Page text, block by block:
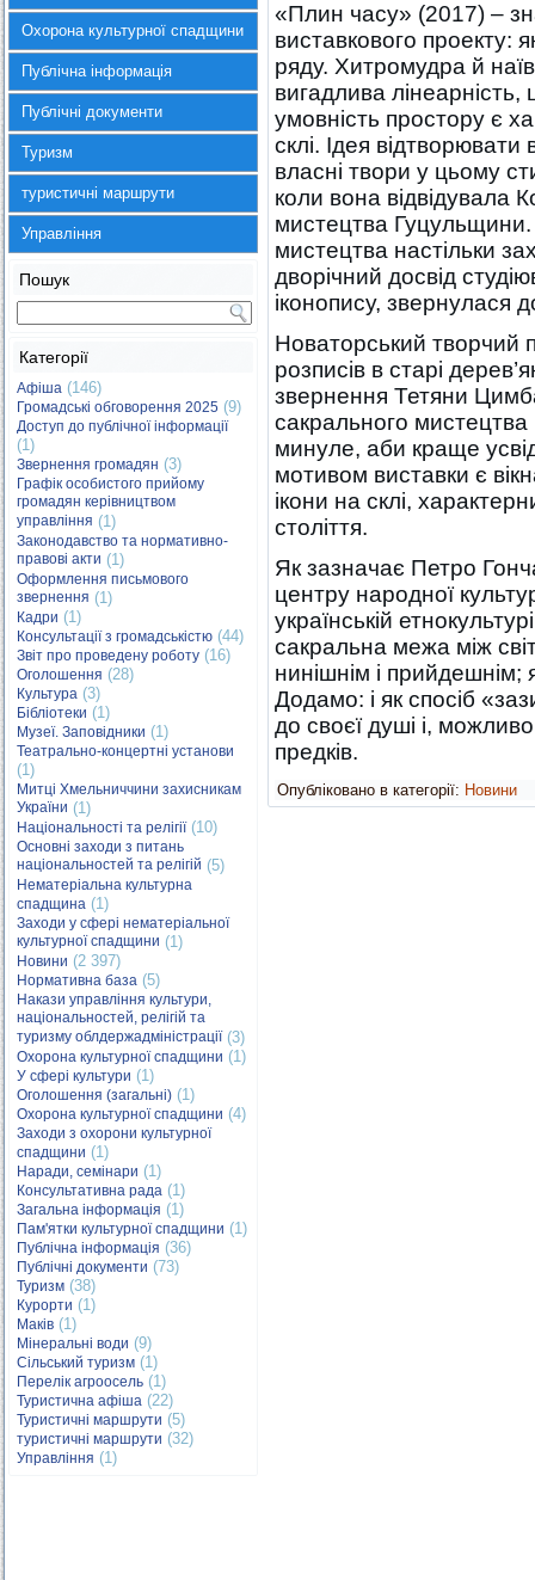
Охорона культурної спадщини
Публічна інформація
Публічні документи
Туризм
туристичні маршрути
Управління
Пошук
Категорії
Афіша (146)
Громадські обговорення 2025 (9)
Доступ до публічної інформації
(1)
Звернення громадян (3)
Графік особистого прийому
громадян керівництвом
управління (1)
Законодавство та нормативно-
правові акти (1)
Оформлення письмового
звернення (1)
Кадри (1)
Консультації з громадськістю (44)
Звіт про проведену роботу (16)
Оголошення (28)
Культура (3)
Бібліотеки (1)
Музеї. Заповідники (1)
Театрально-концертні установи
(1)
Митці Хмельниччини захисникам
України (1)
Національності та релігії(10)
Основні заходи з питань
національностей та релігій (5)
Нематеріальна культурна
спадщина (1)
Заходи у сфері нематеріальної
культурної спадщини (1)
Новини (2 397)
Нормативна база (5)
Накази управління культури,
національностей, релігій та
туризму облдержадміністрації(3)
Охорона культурної спадщини (1)
У сфері культури (1)
Оголошення (загальні) (1)
Охорона культурної спадщини (4)
Заходи з охорони культурної
спадщини (1)
Наради, семінари (1)
Консультативна рада (1)
Загальна інформація (1)
Пам'ятки культурної спадщини (1)
Публічна інформація (36)
Публічні документи (73)
Туризм (38)
Курорти (1)
Маків (1)
Мінеральні води (9)
Сільський туризм (1)
Перелік агроосель (1)
Туристична афіша (22)
Туристичні маршрути (5)
туристичні маршрути (32)
Управління (1)
«Плин часу» (2017) –
виставкового проекту:
ряду. Хитромудра й
вигадлива лінеарність,
умовність простору є
склі. Ідея відтворювати
власні твори у цьому
коли вона відвідувала
мистецтва
мистецтва настільки
дворічний досвід
іконопису, звернулася
Новаторський творчий
розписів в старі
звернення Тетяни
сакрального мистецтва
минуле, аби краще
мотивом виставки є
ікони на склі,
століття.
Як зазначає Петро
центру народної
українській
сакральна межа між
нинішнім і прийдешнім;
Додамо: і як спосіб
до своєї душі і,
предків.
Опубліковано в категорії: Новини